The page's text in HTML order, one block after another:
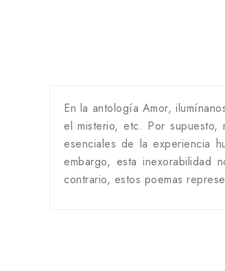
En la antología Amor,
el misterio, etc. Por supuesto,
esenciales de la experiencia
embargo, esta
contrario, estos poemas